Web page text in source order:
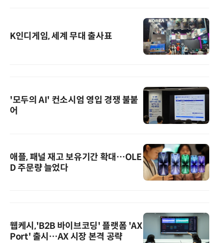
K인디게임, 세계 무대 출사표
'모두의 AI' 컨소시엄 영입 경쟁 불붙
어
애플, 패널 재고 보유기간 확대…OLE
D 주문량 늘었다
웹케시,'B2B 바이브코딩' 플랫폼 'AX
Port' 출시…AX 시장 본격 공략